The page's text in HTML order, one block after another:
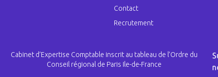
Contact
Recrutement
Cabinet d’Expertise Comptable inscrit au tableau de l’Ordre du
Conseil régional de Paris Ile-de-France